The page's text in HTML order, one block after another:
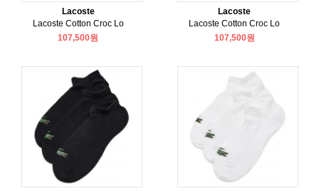
Lacoste
Lacoste Cotton Croc Lo
107,500원
Lacoste
Lacoste Cotton Croc Lo
107,500원